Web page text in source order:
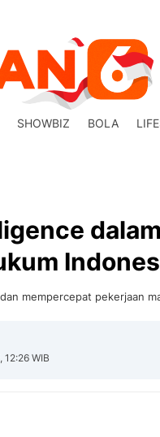
SHOWBIZ BOLA
mempercepat pekerjaan
WIB